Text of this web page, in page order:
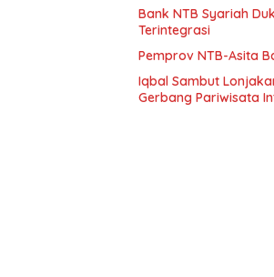
Bank NTB Syariah
Terintegrasi
Pemprov NTB-Asita
Iqbal Sambut
Gerbang Pariwisata